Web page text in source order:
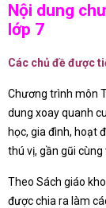
Nội dung
lớp 7
Các chủ đề được
Chương trình môn
dung xoay quanh
học, gia đình, hoạt
thú vị, gần gũi
Theo Sách giáo
được chia ra làm